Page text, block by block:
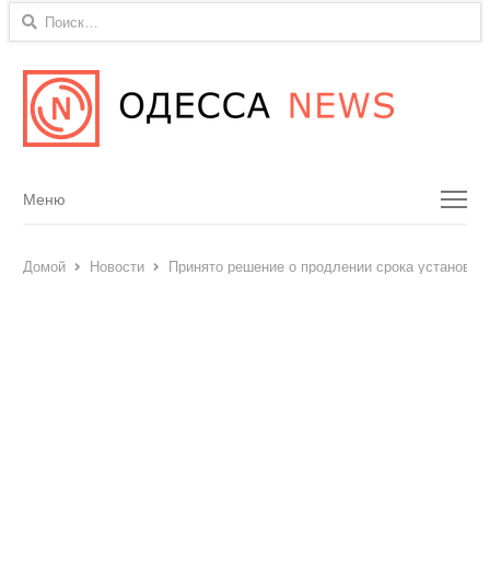
Найти:
Menu
Меню
Домой Новости Принято решение о продлении срока установки